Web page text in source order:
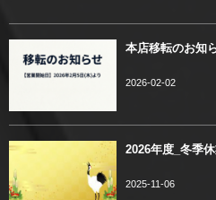
本店移転のお知
2026-02-02
2026年度_冬季
2025-11-06